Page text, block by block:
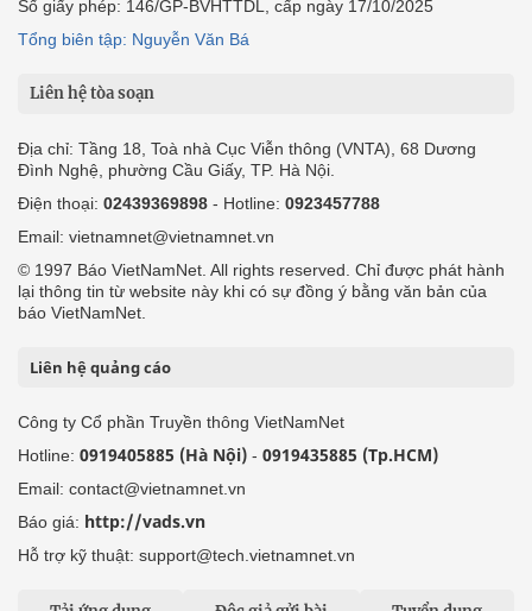
Số giấy phép: 146/GP-BVHTTDL, cấp ngày 17/10/2025
Tổng biên tập: Nguyễn Văn Bá
Liên hệ tòa soạn
Địa chỉ: Tầng 18, Toà nhà Cục Viễn thông (VNTA), 68 Dương
Đình Nghệ, phường Cầu Giấy, TP. Hà Nội.
Điện thoại: 02439369898 - Hotline: 0923457788
Email: vietnamnet@vietnamnet.vn
© 1997 Báo VietNamNet. All rights reserved. Chỉ được phát hành
lại thông tin từ website này khi có sự đồng ý bằng văn bản của
báo VietNamNet.
Liên hệ quảng cáo
Công ty Cổ phần Truyền thông VietNamNet
Hotline: 0919405885 (Hà Nội) - 0919435885 (Tp.HCM)
Email: contact@vietnamnet.vn
Báo giá: http://vads.vn
Hỗ trợ kỹ thuật: support@tech.vietnamnet.vn